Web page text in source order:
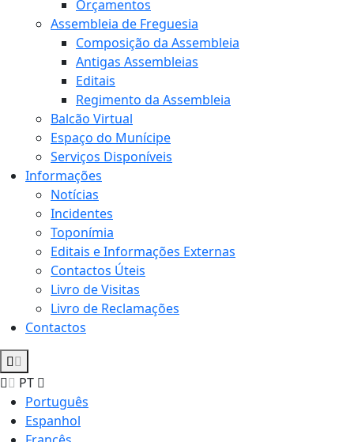
Orçamentos
Assembleia de Freguesia
Composição da Assembleia
Antigas Assembleias
Editais
Regimento da Assembleia
Balcão Virtual
Espaço do Munícipe
Serviços Disponíveis
Informações
Notícias
Incidentes
Toponímia
Editais e Informações Externas
Contactos Úteis
Livro de Visitas
Livro de Reclamações
Contactos
PT
Português
Espanhol